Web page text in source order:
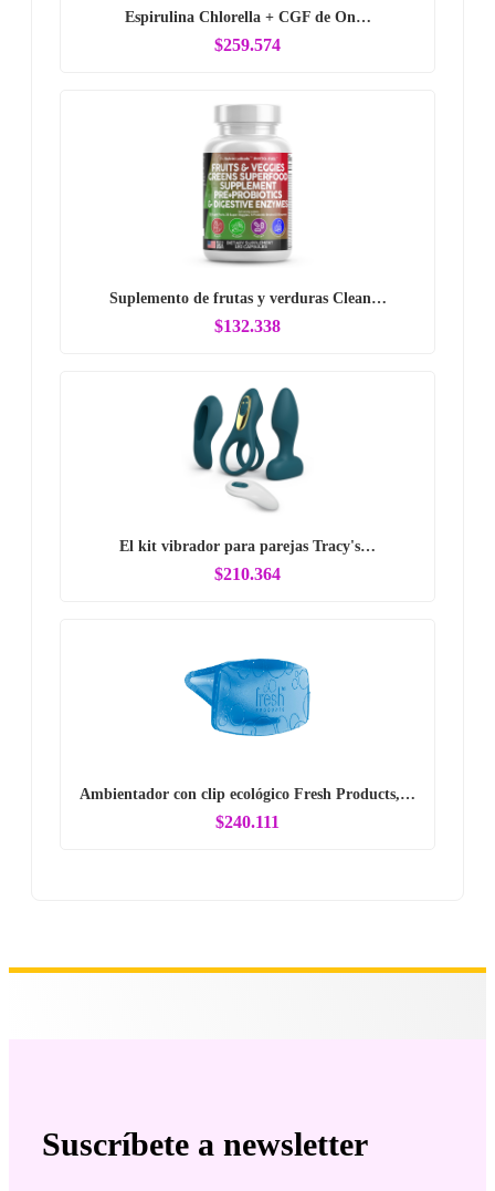
Espirulina Chlorella + CGF de On…
$259.574
Suplemento de frutas y verduras Clean…
$132.338
El kit vibrador para parejas Tracy's…
$210.364
Ambientador con clip ecológico Fresh Products,…
$240.111
Suscríbete a newsletter